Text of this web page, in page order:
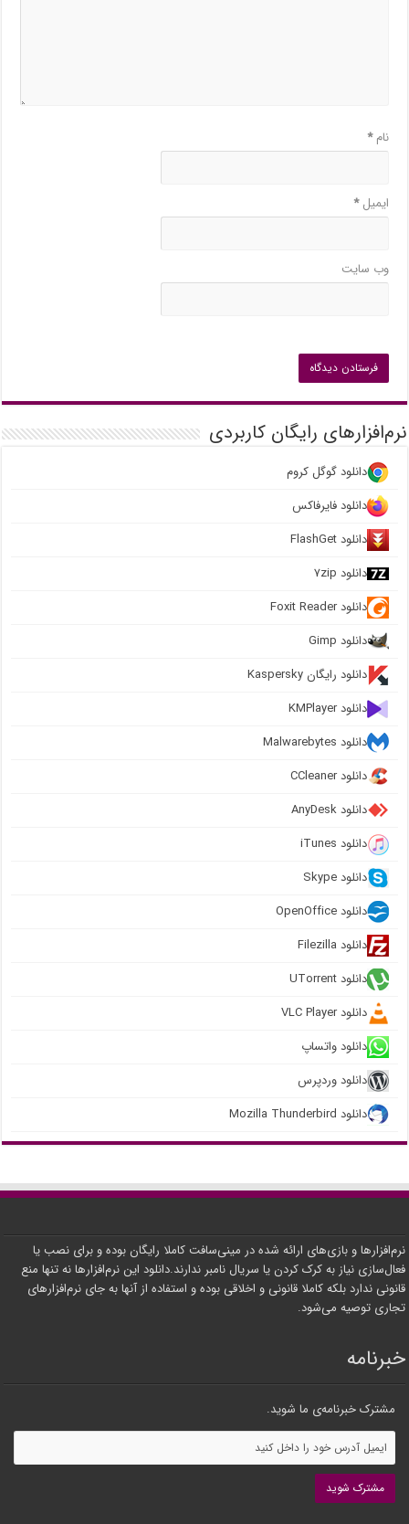
نام*
ایمیل*
وب‌ سایت
نرم‌افزارهای رایگان کاربردی
دانلود گوگل کروم
دانلود فایرفاکس
دانلود FlashGet
دانلود ۷zip
دانلود Foxit Reader
دانلود Gimp
دانلود رایگان Kaspersky
دانلود KMPlayer
دانلود Malwarebytes
دانلود CCleaner
دانلود AnyDesk
دانلود iTunes
دانلود Skype
دانلود OpenOffice
دانلود Filezilla
دانلود UTorrent
دانلود VLC Player
دانلود واتساپ
دانلود وردپرس
دانلود Mozilla Thunderbird
نرم‌افزارها و بازی‌های ارائه شده در مینی‌سافت کاملا رایگان بوده و برای نصب یا
فعال‌سازی نیاز به کرک کردن یا سریال نامبر ندارند.دانلود این نرم‌افزارها نه تنها منع
قانونی ندارد بلکه کاملا قانونی و اخلاقی بوده و استفاده از آنها به جای نرم‌افزارهای
تجاری توصیه می‌شود.
خبرنامه
مشترک خبرنامه‌ی ما شوید.